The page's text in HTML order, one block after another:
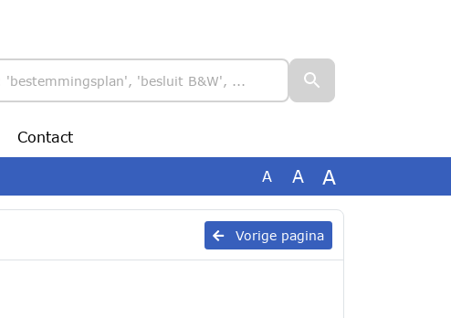
Contact
A A A
Vorige pagina